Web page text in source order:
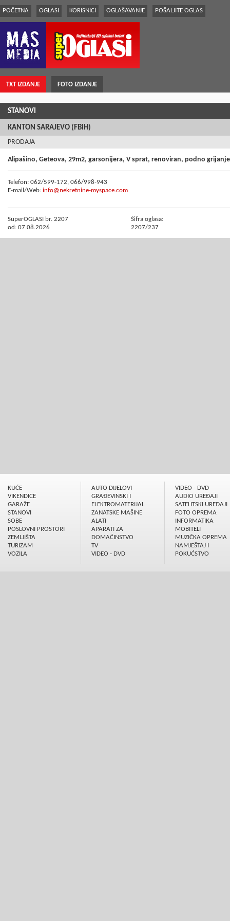
POČETNA OGLASI KORISNICI OGLAŠAVANJE POŠALJITE OGLAS
TXT IZDANJE FOTO IZDANJE
STANOVI
KANTON SARAJEVO (FBiH)
PRODAJA
Alipašino, Geteova, 29m2, garsonijera, V sprat, renoviran, podno
Telefon: 062/599-172, 066/998-943
E-mail/Web: info@nekretnine-myspace.com
SuperOGLASI br. 2207
od: 07.08.2026
Šifra oglasa:
2207/237
KUĆE
VIKENDICE
GARAŽE
STANOVI
SOBE
POSLOVNI PROSTORI
ZEMLJIŠTA
TURIZAM
VOZILA
AUTO DIJELOVI
GRAÐEVINSKI I
ELEKTROMATERIJAL
ZANATSKE MAŠINE
ALATI
APARATI ZA
DOMAĆINSTVO
TV
VIDEO - DVD
VIDEO - DVD
AUDIO UREÐAJI
SATELITSKI UREÐAJI
FOTO OPREMA
INFORMATIKA
MOBITELI
MUZIČKA OPREMA
NAMJEŠTAJ I
POKUĆSTVO